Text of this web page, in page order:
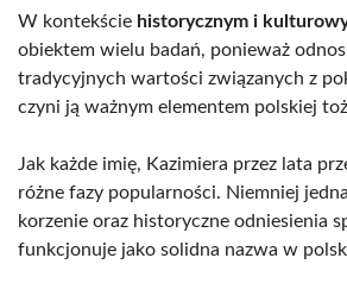
W kontekście historycznym i
obiektem wielu badań, ponieważ
tradycyjnych wartości związanych z
czyni ją ważnym elementem polskiej
Jak każde imię, Kazimiera przez lata
różne fazy popularności. Niemniej
korzenie oraz historyczne odniesienia
funkcjonuje jako solidna nazwa w